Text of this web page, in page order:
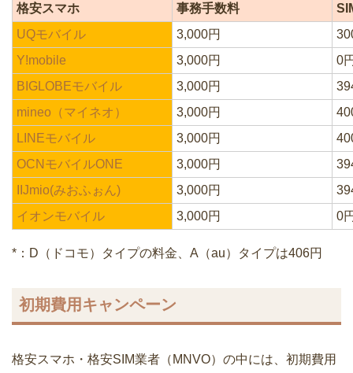
格安スマホ 事務手数料
UQモバイル
3,000円
Y!mobile
3,000円
0
BIGLOBEモバイル
3,000円
mineo（マイネオ）
3,000円
LINEモバイル
3,000円
OCNモバイルONE
3,000円
IIJmio(みおふぉん)
3,000円
イオンモバイル
3,000円 0
*：D（ドコモ）タイプの料金、A（au）タイプは406円
初期費用キャンペーン
格安スマホ・格安SIM業者（MNVO）の中には、初期費用